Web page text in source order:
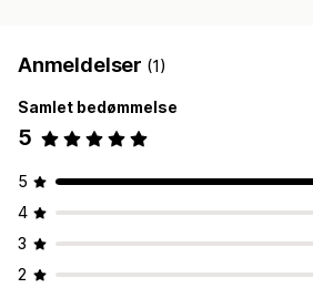
Anmeldelser (1)
Samlet bedømmelse
5
5
4
3
2